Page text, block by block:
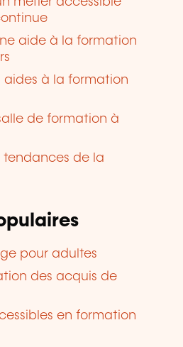
aide à la formation
aides à la formation
de formation à
tendances de la
pour adultes
des acquis de
en formation